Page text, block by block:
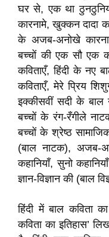
घर से, एक था
कारनामे, खुक्कन
के अजब-अनोखे
बच्चों की एक सौ एक
कविताएँ, हिंदी के नए
कविताएँ, मेरे प्रिय
इक्कीसवीं सदी के
बच्चों के रंग-रँगीले
बच्चों के श्रेष्ठ
(बाल नाटक), अजब-
कहानियाँ, सुनो
ज्ञान-विज्ञान की (बाल
हिंदी में बाल कविता
कविता का इतिहास’